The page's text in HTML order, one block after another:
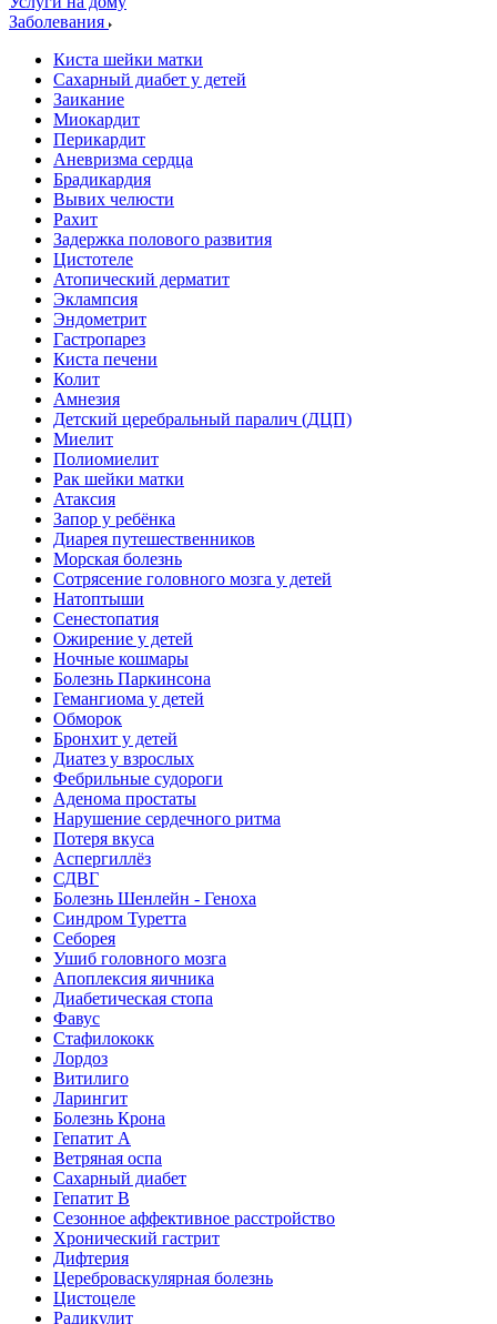
Заболевания
Киста шейки матки
Сахарный диабет у детей
Заикание
Миокардит
Перикардит
Аневризма сердца
Брадикардия
Вывих челюсти
Рахит
Задержка полового развития
Цистотеле
Атопический дерматит
Эклампсия
Эндометрит
Гастропарез
Киста печени
Колит
Амнезия
Детский церебральный паралич (ДЦП)
Миелит
Полиомиелит
Рак шейки матки
Атаксия
Запор у ребёнка
Диарея путешественников
Морская болезнь
Сотрясение головного мозга у детей
Натоптыши
Сенестопатия
Ожирение у детей
Ночные кошмары
Болезнь Паркинсона
Гемангиома у детей
Обморок
Бронхит у детей
Диатез у взрослых
Фебрильные судороги
Аденома простаты
Нарушение сердечного ритма
Потеря вкуса
Аспергиллёз
СДВГ
Болезнь Шенлейн - Геноха
Синдром Туретта
Себорея
Ушиб головного мозга
Апоплексия яичника
Диабетическая стопа
Фавус
Стафилококк
Лордоз
Витилиго
Ларингит
Болезнь Крона
Гепатит A
Ветряная оспа
Сахарный диабет
Гепатит B
Сезонное аффективное расстройство
Хронический гастрит
Дифтерия
Цереброваскулярная болезнь
Цистоцеле
Радикулит